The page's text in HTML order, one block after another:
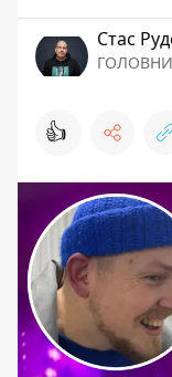
Стас
👍